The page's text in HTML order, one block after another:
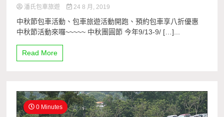
潘氏包車旅遊 24 8 月, 2019
中秋節包車活動、包車旅遊活動開跑、預約包車享八折優惠
中秋節活動來囉~~~~~ 中秋團圓節 今年9/13-9/ […]...
Read More
0 Minutes